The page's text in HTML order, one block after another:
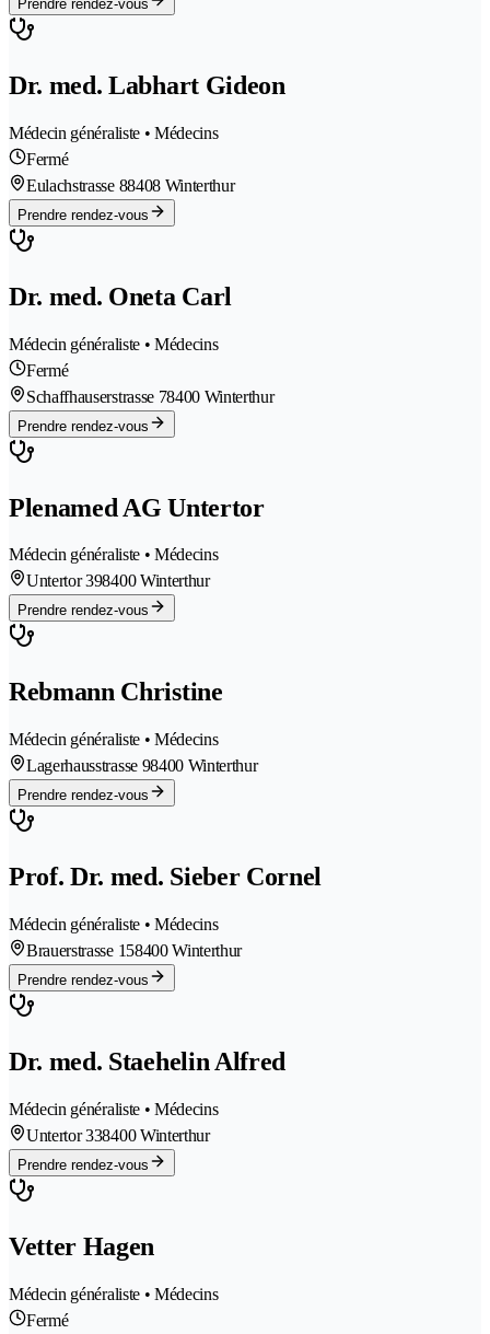
Prendre rendez-vous
Dr. med. Labhart Gideon
Médecin généraliste • Médecins
Fermé
Eulachstrasse 88408 Winterthur
Prendre rendez-vous
Dr. med. Oneta Carl
Médecin généraliste • Médecins
Fermé
Schaffhauserstrasse 78400 Winterthur
Prendre rendez-vous
Plenamed AG Untertor
Médecin généraliste • Médecins
Untertor 398400 Winterthur
Prendre rendez-vous
Rebmann Christine
Médecin généraliste • Médecins
Lagerhausstrasse 98400 Winterthur
Prendre rendez-vous
Prof. Dr. med. Sieber Cornel
Médecin généraliste • Médecins
Brauerstrasse 158400 Winterthur
Prendre rendez-vous
Dr. med. Staehelin Alfred
Médecin généraliste • Médecins
Untertor 338400 Winterthur
Prendre rendez-vous
Vetter Hagen
Médecin généraliste • Médecins
Fermé